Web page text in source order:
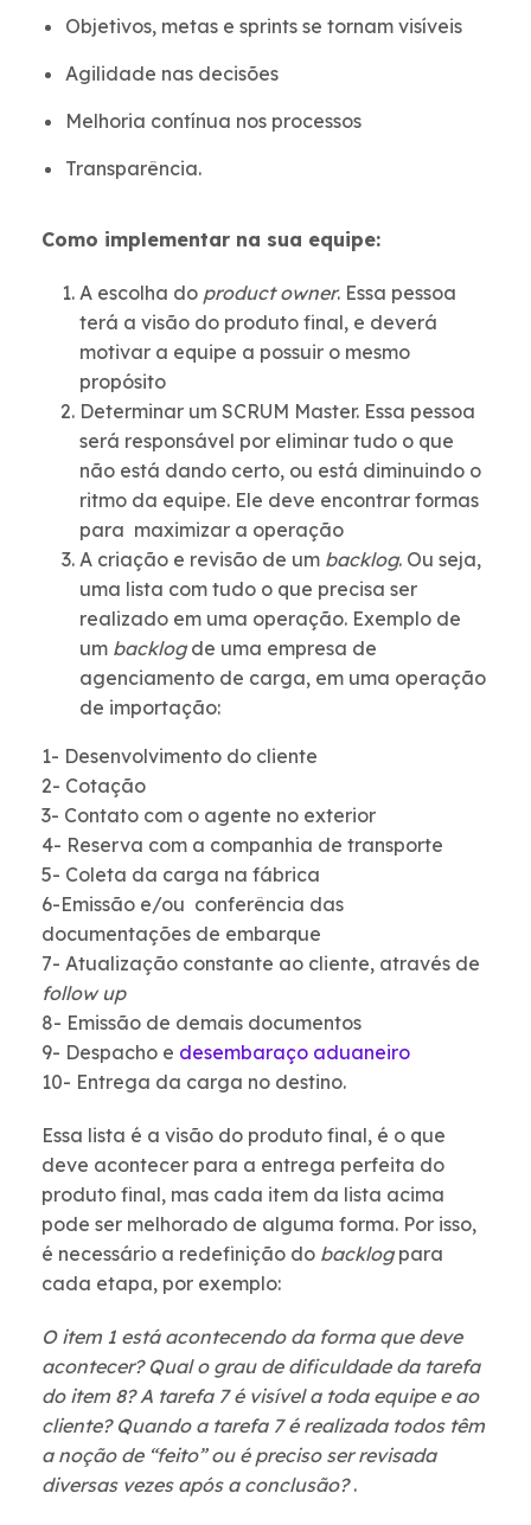
Objetivos, metas e sprints se tornam visíveis
Agilidade nas decisões
Melhoria contínua nos processos
Transparência.
Como implementar na sua equipe:
A escolha do product owner. Essa pessoa
terá a visão do produto final, e deverá
motivar a equipe a possuir o mesmo
propósito
Determinar um SCRUM Master. Essa pessoa
será responsável por eliminar tudo o que
não está dando certo, ou está diminuindo o
ritmo da equipe. Ele deve encontrar formas
para maximizar a operação
A criação e revisão de um backlog. Ou seja,
uma lista com tudo o que precisa ser
realizado em uma operação. Exemplo de
um backlog de uma empresa de
agenciamento de carga, em uma operação
de importação:
1- Desenvolvimento do cliente
2- Cotação
3- Contato com o agente no exterior
4- Reserva com a companhia de transporte
5- Coleta da carga na fábrica
6-Emissão e/ou conferência das
documentações de embarque
7- Atualização constante ao cliente, através de
follow up
8- Emissão de demais documentos
9- Despacho e desembaraço aduaneiro
10- Entrega da carga no destino.
Essa lista é a visão do produto final, é o que
deve acontecer para a entrega perfeita do
produto final, mas cada item da lista acima
pode ser melhorado de alguma forma. Por isso,
é necessário a redefinição do backlog para
cada etapa, por exemplo:
O item 1 está acontecendo da forma que deve
acontecer? Qual o grau de dificuldade da tarefa
do item 8? A tarefa 7 é visível a toda equipe e ao
cliente? Quando a tarefa 7 é realizada todos têm
a noção de “feito” ou é preciso ser revisada
diversas vezes após a conclusão?.